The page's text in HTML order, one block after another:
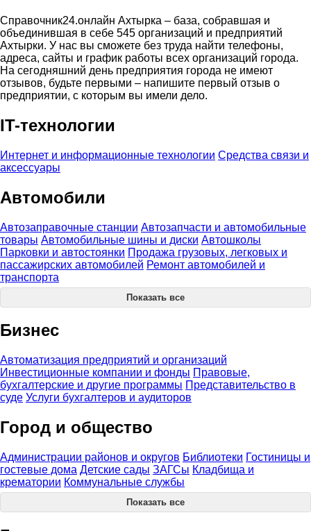
Справочник24.онлайн Ахтырка – база, собравшая и
объединившая в себе 545 организаций и предприятий
Ахтырки. У нас вы сможете без труда найти телефоны,
адреса, сайты и график работы всех организаций города.
На сегодняшний день предприятия города не имеют
отзывов, будьте первыми – напишите первый отзыв о
предприятии, с которым вы имели дело.
IT-технологии
Интернет и информационные технологии Средства связи и
аксессуары
Автомобили
Автозаправочные станции Автозапчасти и автомобильные
товары Автомобильные шины и диски Автошколы
Парковки и автостоянки Продажа грузовых, легковых и
пассажирских автомобилей Ремонт автомобилей и
транспорта
Показать все
Бизнес
Автоматизация предприятий и организаций
Инвестиционные компании и фонды Правовые,
бухгалтерские и другие программы Представительство в
суде Услуги бухгалтеров и аудиторов
Город и общество
Администрации районов и округов Библиотеки Гостиницы и
гостевые дома Детские сады ЗАГСы Кладбища и
крематории Коммунальные службы
Показать все